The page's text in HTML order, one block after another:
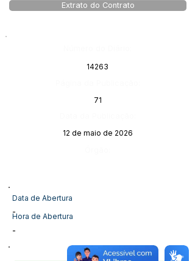
Extrato do Contrato
14263
71
12 de maio de 2026
Data de Abertura
-
Hora de Abertura
-